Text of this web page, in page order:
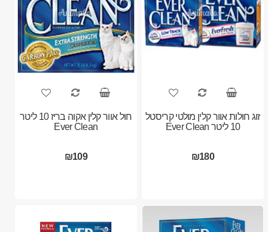
זוג חולות אוור קלין מולטי קריסטל
10 ליטר Ever Clean
₪180
חול אוור קלין אקוה בריז 10 ליטר
Ever Clean
₪109